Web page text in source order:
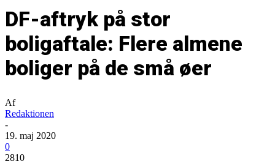
DF-aftryk på stor
boligaftale: Flere almene
boliger på de små øer
Af
Redaktionen
-
19. maj 2020
0
2810